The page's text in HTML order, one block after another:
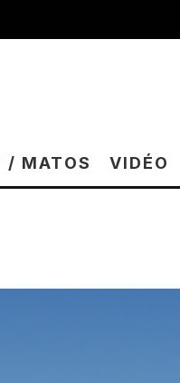
/ MATOS VIDÉO